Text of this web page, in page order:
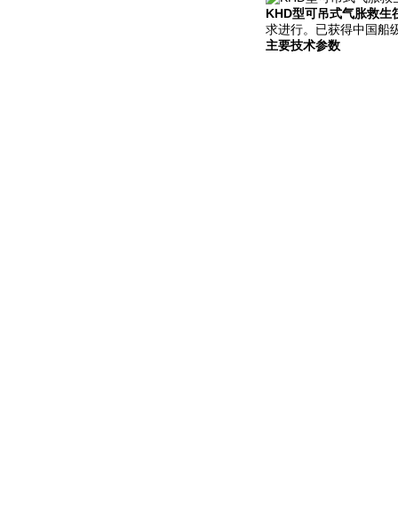
KHD型可吊式气胀救生
求进行。已获得中国船
主要技术参数